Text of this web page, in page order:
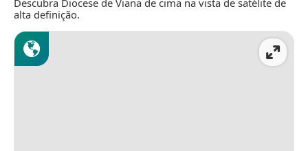
alta definição.